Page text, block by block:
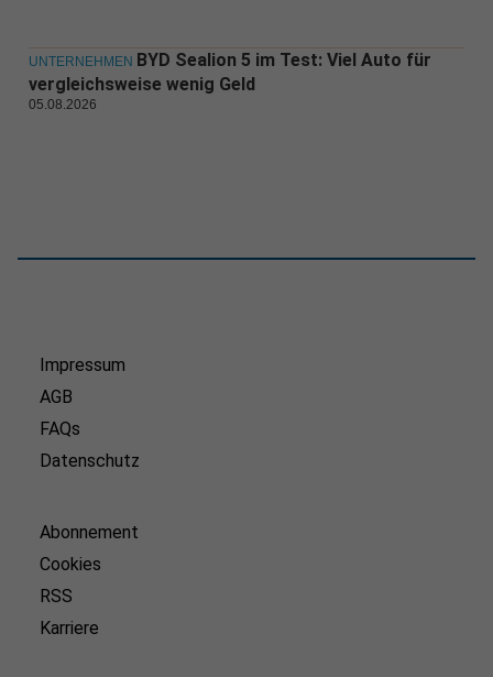
UNTERNEHMEN BYD Sealion 5 im Test: Viel Auto für
vergleichsweise wenig Geld
05.08.2026
Impressum
AGB
FAQs
Datenschutz
Abonnement
Cookies
RSS
Karriere